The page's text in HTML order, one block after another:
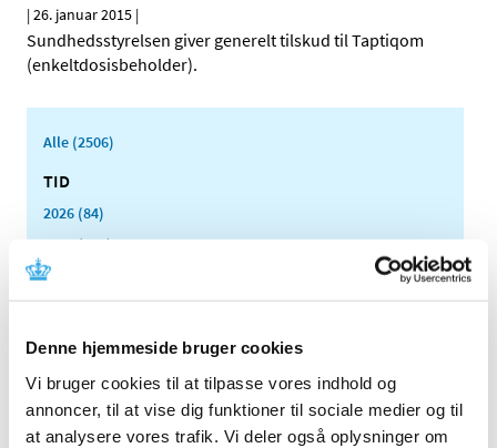
Denne hjemmeside bruger cookies
Vi bruger cookies til at tilpasse vores indhold og
annoncer, til at vise dig funktioner til sociale medier og til
at analysere vores trafik. Vi deler også oplysninger om
|26. januar 2015 |
Sundhedsstyrelsen giver generelt tilskud til Taptiqom
(enkeltdosisbeholder).
Alle (2506)
TID
2026 (84)
2025 (158)
2024 (224)
2023 (195)
2022 (197)
2020 (263)
2019 (159)